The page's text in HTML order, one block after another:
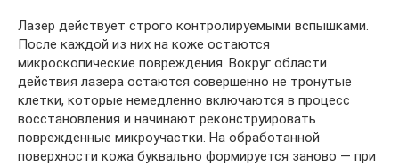
Лазер действует строго контролируемыми вспышками.
После каждой из них на коже остаются
микроскопические повреждения. Вокруг области
действия лазера остаются совершенно не тронутые
клетки, которые немедленно включаются в процесс
восстановления и начинают реконструировать
поврежденные микроучастки. На обработанной
поверхности кожа буквально формируется заново — при